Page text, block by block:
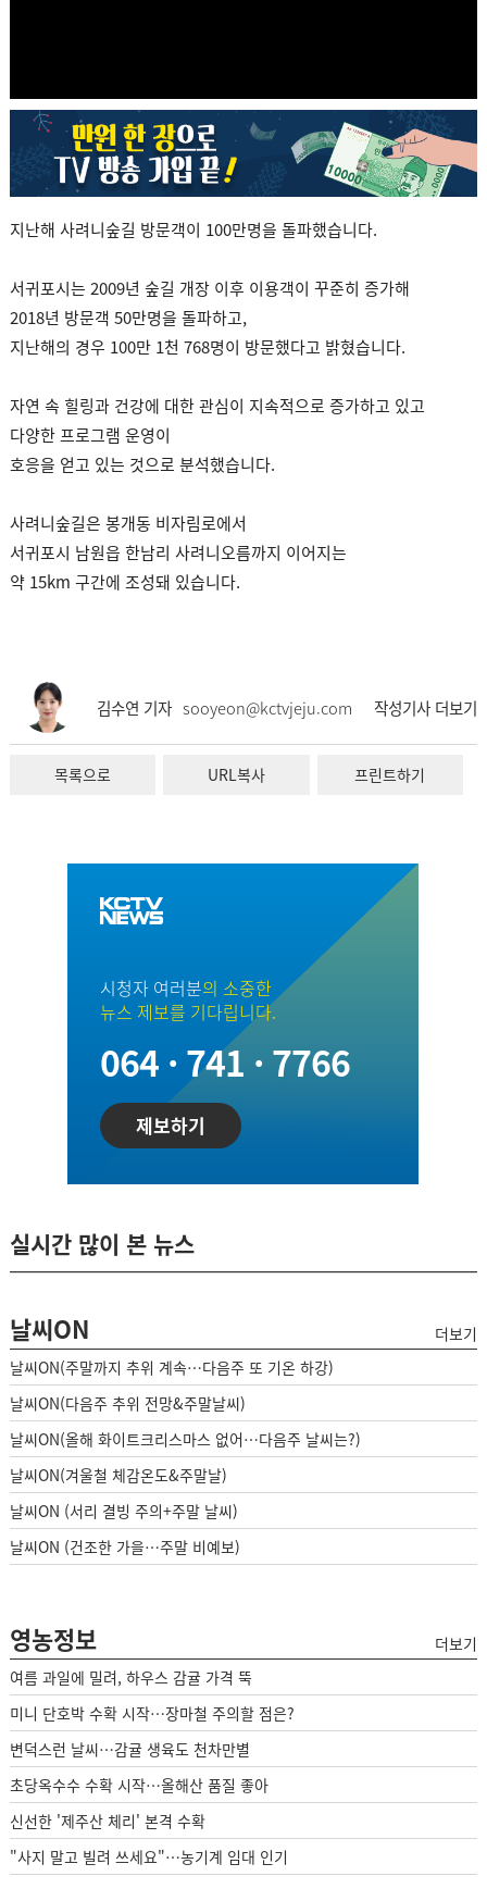
지난해 사려니숲길 방문객이 100만명을 돌파했습니다.
서귀포시는 2009년 숲길 개장 이후 이용객이 꾸준히 증가해
2018년 방문객 50만명을 돌파하고,
지난해의 경우 100만 1천 768명이 방문했다고 밝혔습니다.
자연 속 힐링과 건강에 대한 관심이 지속적으로 증가하고 있고
다양한 프로그램 운영이
호응을 얻고 있는 것으로 분석했습니다.
사려니숲길은 봉개동 비자림로에서
서귀포시 남원읍 한남리 사려니오름까지 이어지는
약 15km 구간에 조성돼 있습니다.
김수연 기자 sooyeon@kctvjeju.com 작성기사 더보기
목록으로 URL복사 프린트하기
시청자 여러분의 소중한
뉴스 제보를 기다립니다.
064 · 741 · 7766
제보하기
실시간 많이 본 뉴스
날씨ON
더보기
날씨ON(주말까지 추위 계속…다음주 또 기온 하강)
날씨ON(다음주 추위 전망&주말날씨)
날씨ON(올해 화이트크리스마스 없어…다음주 날씨는?)
날씨ON(겨울철 체감온도&주말날)
날씨ON (서리 결빙 주의+주말 날씨)
날씨ON (건조한 가을…주말 비예보)
영농정보
더보기
여름 과일에 밀려, 하우스 감귤 가격 뚝
미니 단호박 수확 시작…장마철 주의할 점은?
변덕스런 날씨…감귤 생육도 천차만별
초당옥수수 수확 시작…올해산 품질 좋아
신선한 '제주산 체리' 본격 수확
"사지 말고 빌려 쓰세요"…농기계 임대 인기